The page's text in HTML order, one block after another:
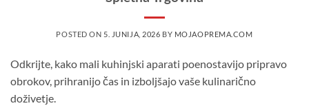
POSTED ON 5. JUNIJA, 2026 BY MOJAOPREMA.COM
Odkrijte, kako mali kuhinjski aparati poenostavijo pripravo
obrokov, prihranijo čas in izboljšajo vaše kulinarično
doživetje.